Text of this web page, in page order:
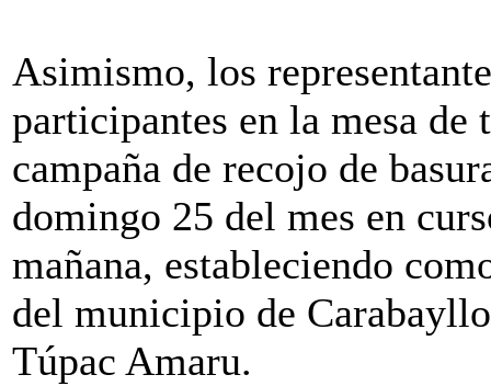
Asimismo, los
participantes en la mesa de
campaña de recojo de
domingo 25 del mes en
mañana, estableciendo
del municipio de
Túpac Amaru.